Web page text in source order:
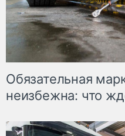
Обязательная
неизбежна: что